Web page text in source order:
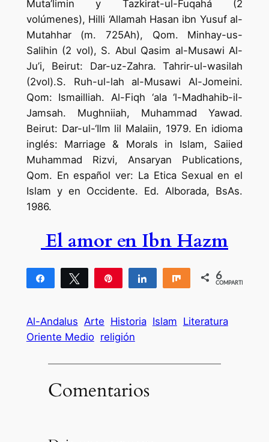
Muta’limin y Tazkirat-ul-Fuqahá (2
volúmenes), Hilli ‘Allamah Hasan ibn Yusuf al-
Mutahhar (m. 725Ah), Qom. Minhay-us-
Salihin (2 vol), S. Abul Qasim al-Musawi Al-
Ju’i, Beirut: Dar-uz-Zahra. Tahrir-ul-wasilah
(2vol).S. Ruh-ul-lah al-Musawi Al-Jomeini.
Qom: Ismailliah. Al-Fiqh ‘ala ‘l-Madhahib-il-
Jamsah. Mughniiah, Muhammad Yawad.
Beirut: Dar-ul-‘Ilm lil Malaiin, 1979. En idioma
inglés: Marriage & Morals in Islam, Saiied
Muhammad Rizvi, Ansaryan Publications,
Qom. En español ver: La Etica Sexual en el
Islam y en Occidente. Ed. Alborada, BsAs.
1986.
El amor en Ibn Hazm
Compartir Twittear Compartir Compartir
6
COMPARTIR
Al-Andalus Arte Historia Islam Literatura
Oriente Medio religión
Comentarios